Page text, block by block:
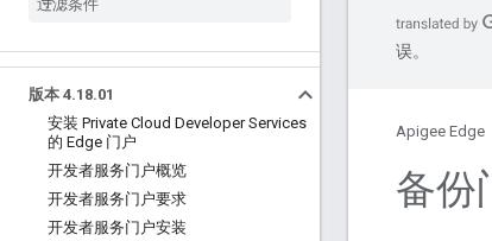
版本 4.18.01
安装 Private Cloud Developer Services
的 Edge 门户
开发者服务门户概览
开发者服务门户要求
开发者服务门户安装
误。
Apigee Edge
备份